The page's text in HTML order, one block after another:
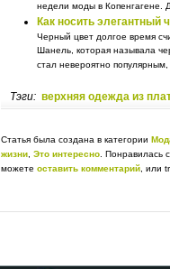
недели моды в Копенгагене.
Как носить
Черный цвет долгое время
Шанель, которая называла
стал невероятно
Тэги: верхняя одежда из
Статья была создана в категории
жизни Это интересно . Понравилась
можете оставить комментарий , или